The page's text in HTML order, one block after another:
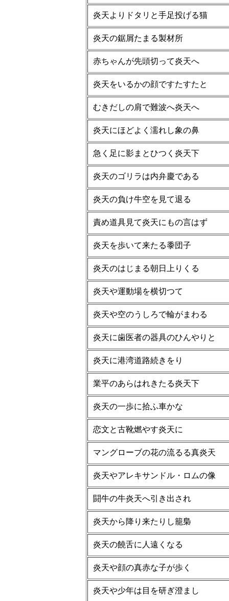
炎天よりドタリと手足投げる猫
炎天の鋸屑たまる製材所
赤ちゃんが先頭切って炎天へ
炎天をいるかの顔ですたすたと
むきだしの肩で難波へ炎天へ
炎天にほどよく濡れし象の鼻
急く足に影まとひつく炎天下
炎天のゴリラは内弁慶である
炎天の負け牛空を見て退る
責め道具見て炎天にもの言はず
炎天を歩いて来たる黍団子
炎天のはじまる朝日上りくる
炎天や運動場を横切つて
炎天や空のうしろで輪がまわる
炎天に歯医者の器具のひんやりと
炎天に港湾道路続きをり
業平のあらはれきたる炎天下
炎天の一歩に拾ふ車かな
恋文と古靴燃やす炎天に
マングローブの花の流るる真炎天
炎天やアレキサンドル・ロムの像
闘牛の牛炎天へ引き出され
炎天から降り来たりし籠梟
炎天の饒舌に人遠くなる
炎天や顔の真赤な子が歩く
炎天や少年は目を研ぎ澄まし